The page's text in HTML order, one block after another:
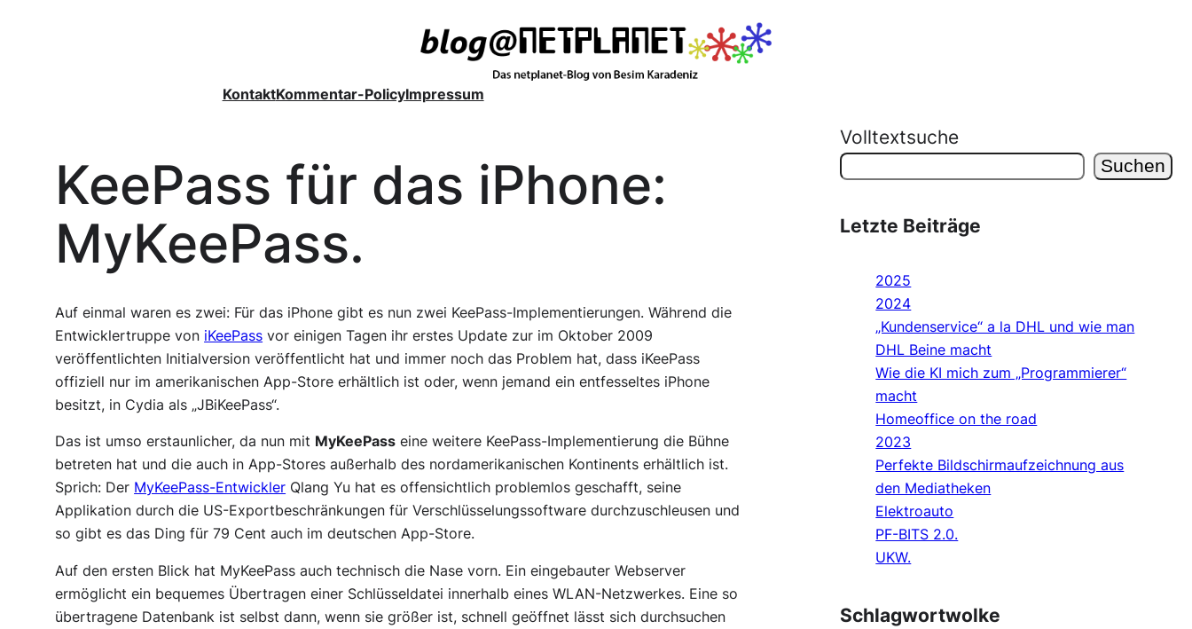
KontaktKommentar-PolicyImpressum
KeePass für das iPhone:
MyKeePass.
Auf einmal waren es zwei: Für das iPhone gibt es nun zwei KeePass-Implementierungen. Während die
Entwicklertruppe von iKeePass vor einigen Tagen ihr erstes Update zur im Oktober 2009
veröffentlichten Initialversion veröffentlicht hat und immer noch das Problem hat, dass iKeePass
offiziell nur im amerikanischen App-Store erhältlich ist oder, wenn jemand ein entfesseltes iPhone
besitzt, in Cydia als „JBiKeePass“.
Das ist umso erstaunlicher, da nun mit MyKeePass eine weitere KeePass-Implementierung die Bühne
betreten hat und die auch in App-Stores außerhalb des nordamerikanischen Kontinents erhältlich ist.
Sprich: Der MyKeePass-Entwickler Qlang Yu hat es offensichtlich problemlos geschafft, seine
Applikation durch die US-Exportbeschränkungen für Verschlüsselungssoftware durchzuschleusen und
so gibt es das Ding für 79 Cent auch im deutschen App-Store.
Auf den ersten Blick hat MyKeePass auch technisch die Nase vorn. Ein eingebauter Webserver
ermöglicht ein bequemes Übertragen einer Schlüsseldatei innerhalb eines WLAN-Netzwerkes. Eine so
übertragene Datenbank ist selbst dann, wenn sie größer ist, schnell geöffnet lässt sich durchsuchen
Volltextsuche
Suchen
Letzte Beiträge
2025
2024
„Kundenservice“ a la DHL und wie man
DHL Beine macht
Wie die KI mich zum „Programmierer“
macht
Homeoffice on the road
2023
Perfekte Bildschirmaufzeichnung aus
den Mediatheken
Elektroauto
PF-BITS 2.0.
UKW.
Schlagwortwolke